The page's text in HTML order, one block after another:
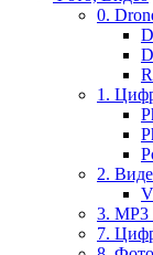
0.
1.
2.
3.
7.